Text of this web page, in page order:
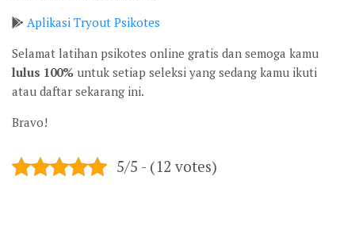
Aplikasi Tryout Psikotes
Selamat latihan psikotes online gratis dan semoga kamu
lulus 100% untuk setiap seleksi yang sedang kamu ikuti
atau daftar sekarang ini.
Bravo!
5/5 - (12 votes)